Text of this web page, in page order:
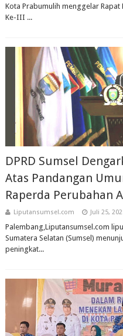
Kota Prabumulih menggelar Rapat
Ke-III ...
DPRD Sumsel
Atas Pandangan
Raperda Perubahan
Liputansumsel.com Juli 25,
Palembang,Liputansumsel.com
Sumatera Selatan (Sumsel)
peningkat...